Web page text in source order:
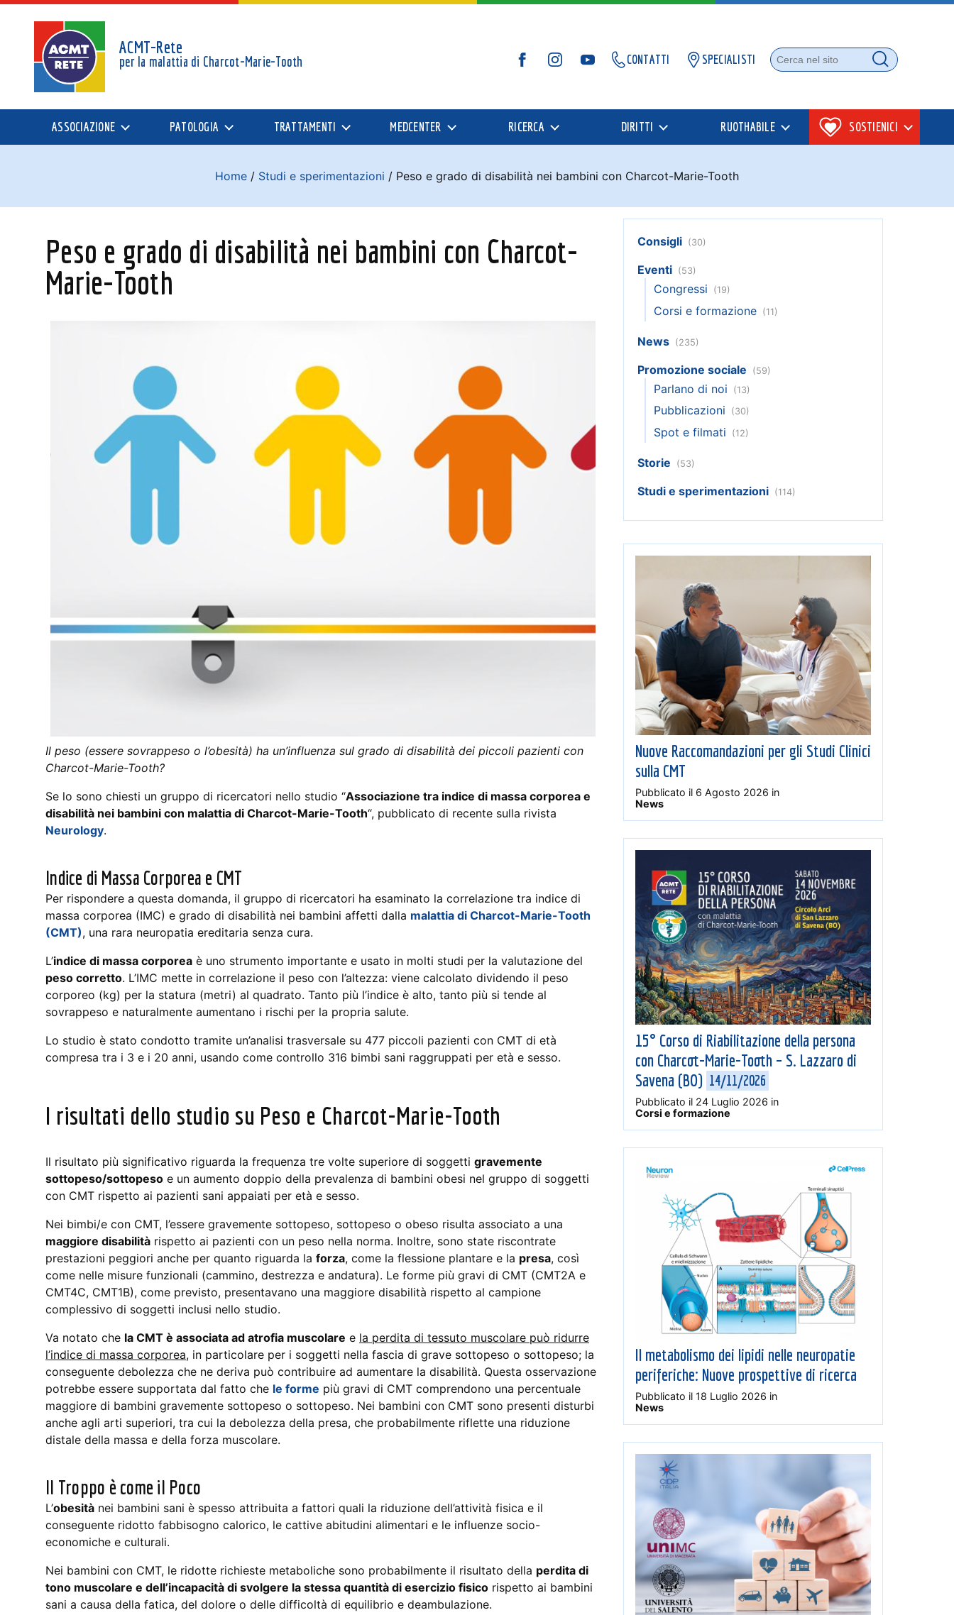
ACMT-Rete
per la malattia di Charcot-Marie-Tooth FacebookInstagramYouTube
CONTATTI SPECIALISTI
Cerca nel sito
Cerca
ASSOCIAZIONE PATOLOGIA TRATTAMENTI MEDCENTER RICERCA DIRITTI RUOTHABILE SOSTIENICI
Home / Studi e sperimentazioni / Peso e grado di disabilità nei bambini con Charcot-Marie-Tooth
Peso e grado di disabilità nei bambini con Charcot-
Marie-Tooth
Il peso (essere sovrappeso o l’obesità) ha un’influenza sul grado di disabilità dei piccoli pazienti con
Charcot-Marie-Tooth?
Se lo sono chiesti un gruppo di ricercatori nello studio “Associazione tra indice di massa corporea e
disabilità nei bambini con malattia di Charcot-Marie-Tooth“, pubblicato di recente sulla rivista
Neurology.
Indice di Massa Corporea e CMT
Per rispondere a questa domanda, il gruppo di ricercatori ha esaminato la correlazione tra indice di
massa corporea (IMC) e grado di disabilità nei bambini affetti dalla malattia di Charcot-Marie-Tooth
(CMT), una rara neuropatia ereditaria senza cura.
L’indice di massa corporea è uno strumento importante e usato in molti studi per la valutazione del
peso corretto. L’IMC mette in correlazione il peso con l’altezza: viene calcolato dividendo il peso
corporeo (kg) per la statura (metri) al quadrato. Tanto più l’indice è alto, tanto più si tende al
sovrappeso e naturalmente aumentano i rischi per la propria salute.
Lo studio è stato condotto tramite un’analisi trasversale su 477 piccoli pazienti con CMT di età
compresa tra i 3 e i 20 anni, usando come controllo 316 bimbi sani raggruppati per età e sesso.
I risultati dello studio su Peso e Charcot-Marie-Tooth
Il risultato più significativo riguarda la frequenza tre volte superiore di soggetti gravemente
sottopeso/sottopeso e un aumento doppio della prevalenza di bambini obesi nel gruppo di soggetti
con CMT rispetto ai pazienti sani appaiati per età e sesso.
Nei bimbi/e con CMT, l’essere gravemente sottopeso, sottopeso o obeso risulta associato a una
maggiore disabilità rispetto ai pazienti con un peso nella norma. Inoltre, sono state riscontrate
prestazioni peggiori anche per quanto riguarda la forza, come la flessione plantare e la presa, così
come nelle misure funzionali (cammino, destrezza e andatura). Le forme più gravi di CMT (CMT2A e
CMT4C, CMT1B), come previsto, presentavano una maggiore disabilità rispetto al campione
complessivo di soggetti inclusi nello studio.
Va notato che la CMT è associata ad atrofia muscolare e la perdita di tessuto muscolare può ridurre
l’indice di massa corporea, in particolare per i soggetti nella fascia di grave sottopeso o sottopeso; la
conseguente debolezza che ne deriva può contribuire ad aumentare la disabilità. Questa osservazione
potrebbe essere supportata dal fatto che le forme più gravi di CMT comprendono una percentuale
maggiore di bambini gravemente sottopeso o sottopeso. Nei bambini con CMT sono presenti disturbi
anche agli arti superiori, tra cui la debolezza della presa, che probabilmente riflette una riduzione
distale della massa e della forza muscolare.
Il Troppo è come il Poco
L’obesità nei bambini sani è spesso attribuita a fattori quali la riduzione dell’attività fisica e il
conseguente ridotto fabbisogno calorico, le cattive abitudini alimentari e le influenze socio-
economiche e culturali.
Nei bambini con CMT, le ridotte richieste metaboliche sono probabilmente il risultato della perdita di
tono muscolare e dell’incapacità di svolgere la stessa quantità di esercizio fisico rispetto ai bambini
sani a causa della fatica, del dolore o delle difficoltà di equilibrio e deambulazione.
Consigli (30)
Eventi (53)
Congressi (19)
Corsi e formazione (11)
News (235)
Promozione sociale (59)
Parlano di noi (13)
Pubblicazioni (30)
Spot e filmati (12)
Storie (53)
Studi e sperimentazioni (114)
Nuove Raccomandazioni per gli Studi Clinici
sulla CMT
Pubblicato il 6 Agosto 2026 in
News
15° Corso di Riabilitazione della persona
con Charcot-Marie-Tooth – S. Lazzaro di
Savena (BO) 14/11/2026
Pubblicato il 24 Luglio 2026 in
Corsi e formazione
Il metabolismo dei lipidi nelle neuropatie
periferiche: Nuove prospettive di ricerca
Pubblicato il 18 Luglio 2026 in
News